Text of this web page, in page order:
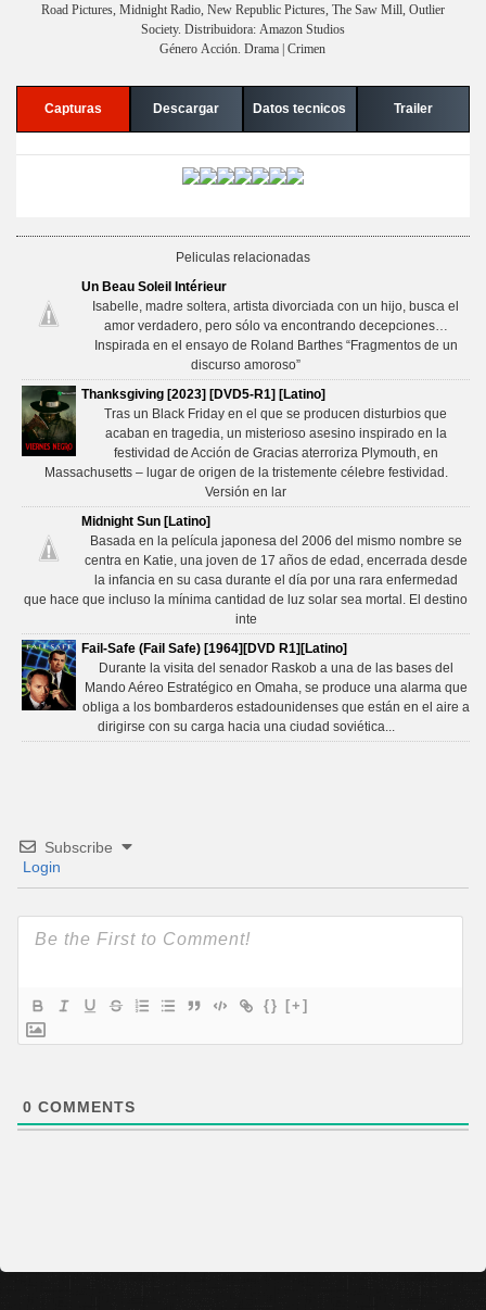
Road Pictures, Midnight Radio, New Republic Pictures, The Saw Mill, Outlier
Society. Distribuidora: Amazon Studios
Género Acción. Drama | Crimen
Capturas Descargar Datos tecnicos Trailer
Peliculas relacionadas
Un Beau Soleil Intérieur
Isabelle, madre soltera, artista divorciada con un hijo, busca el
amor verdadero, pero sólo va encontrando decepciones…
Inspirada en el ensayo de Roland Barthes “Fragmentos de un
discurso amoroso”
Thanksgiving [2023] [DVD5-R1] [Latino]
Tras un Black Friday en el que se producen disturbios que
acaban en tragedia, un misterioso asesino inspirado en la
festividad de Acción de Gracias aterroriza Plymouth, en
Massachusetts – lugar de origen de la tristemente célebre festividad.
Versión en lar
Midnight Sun [Latino]
Basada en la película japonesa del 2006 del mismo nombre se
centra en Katie, una joven de 17 años de edad, encerrada desde
la infancia en su casa durante el día por una rara enfermedad
que hace que incluso la mínima cantidad de luz solar sea mortal. El destino
inte
Fail-Safe (Fail Safe) [1964][DVD R1][Latino]
Durante la visita del senador Raskob a una de las bases del
Mando Aéreo Estratégico en Omaha, se produce una alarma que
obliga a los bombarderos estadounidenses que están en el aire a
dirigirse con su carga hacia una ciudad soviética...
Subscribe
Login
{} [+]
0 COMMENTS